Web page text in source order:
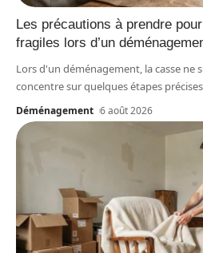
Les précautions à prendre
fragiles lors d’un
Lors d'un déménagement, la casse ne
concentre sur quelques étapes
Déménagement 6 août 2026